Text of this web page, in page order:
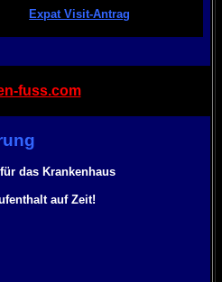
Expat Visit-Antrag
fuss.com
das Krankenhaus
auf Zeit!